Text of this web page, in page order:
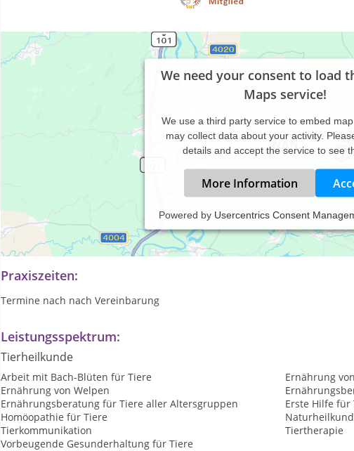
We need your consent to load
Maps service!
We use a third party service to embed
may collect data about your activity.
details and accept the service to see
More Information
Powered by Usercentrics Consent
Zertifizierte Tierheilpraktikerin für Ihre Hunde, Katzen und Pferde. Mit
therapeutischen Behandlung gehe ich individuell auf das Krankheits- und
Praxiszeiten:
Termine nach nach Vereinbarung
Leistungsspektrum:
Tierheilkunde
Arbeit mit Bach-Blüten für Tiere
Ernährung
Ernährung von Welpen
Ernährungsberatung für Tiere aller Altersgruppen
Erste Hilfe für
Homöopathie für Tiere
Tierkommunikation
Tiertherapie
Vorbeugende Gesunderhaltung für Tiere